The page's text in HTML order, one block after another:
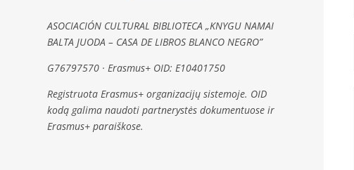
ASOCIACIÓN CULTURAL BIBLIOTECA „KNYGU NAMAI
BALTA JUODA – CASA DE LIBROS BLANCO NEGRO”
G76797570 · Erasmus+ OID: E10401750
Registruota Erasmus+ organizacijų sistemoje. OID
kodą galima naudoti partnerystės dokumentuose ir
Erasmus+ paraiškose.